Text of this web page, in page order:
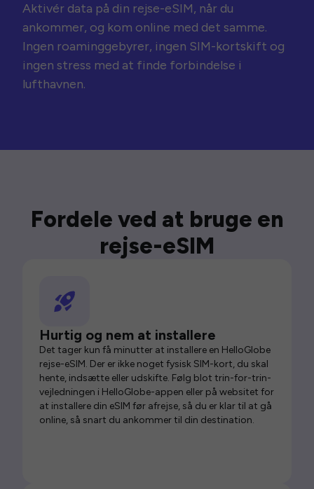
Aktivér data på din rejse-eSIM, når du
ankommer, og kom online med det samme.
Ingen roaminggebyrer, ingen SIM-kortskift og
ingen stress med at finde forbindelse i
lufthavnen.
Fordele ved at bruge en
rejse-eSIM
Hurtig og nem at installere
Det tager kun få minutter at installere en HelloGlobe
rejse-eSIM. Der er ikke noget fysisk SIM-kort, du skal
hente, indsætte eller udskifte. Følg blot trin-for-trin-
vejledningen i HelloGlobe-appen eller på websitet for
at installere din eSIM før afrejse, så du er klar til at gå
online, så snart du ankommer til din destination.